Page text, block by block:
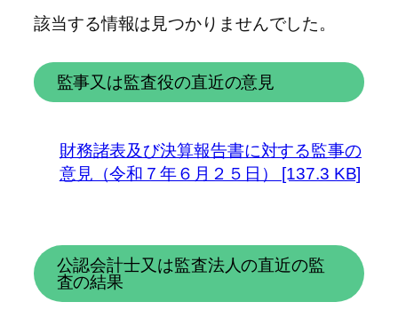
該当する情報は見つかりませんでした。
監事又は監査役の直近の意見
財務諸表及び決算報告書に対する監事の
意見（令和７年６月２５日） [137.3 KB]
公認会計士又は監査法人の直近の監
査の結果